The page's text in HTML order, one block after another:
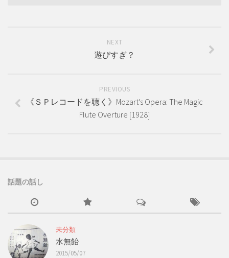
NEXT
遊びすぎ？
PREVIOUS
《ＳＰレコードを聴く》Mozart’s Opera: The Magic
Flute Overture [1928]
話題の話し
未分類
水無飴
2015/05/07